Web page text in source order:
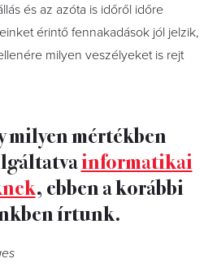
és az azóta is időről időre
érintő fennakadások jól jelzik,
milyen veszélyeket is rejt
mértékben
informatikai
, ebben a korábbi
írtunk.